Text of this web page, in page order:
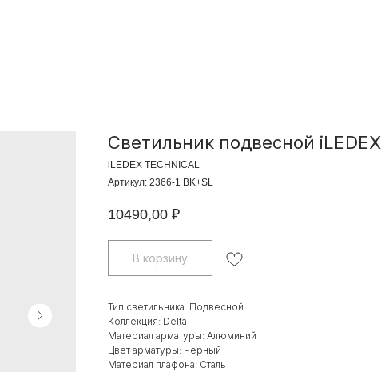
Светильник подвесной
iLEDEX TECHNICAL
Артикул: 2366-1 BK+SL
10490,00 ₽
В корзину
Тип светильника: Подвесной
Коллекция: Delta
Материал арматуры: Алюминий
Цвет арматуры: Черный
Материал плафона: Сталь